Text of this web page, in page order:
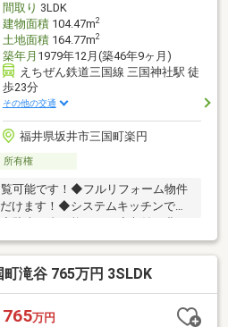
間取り 3LDK
建物面積104.47m2
土地面積164.77m2
築年月 1979年12月(築46年9ヶ月)
えちぜん鉄道三国線 三国神社駅 徒
歩23分
その他の交通
福井県坂井市三国町楽円
所有権
可能です！◆フルリフォーム物件
けます！◆システムキッチンで気
駐車２台可能です。◆収納も豊
く、利便性〇です。◆是非一度ご
滝谷 765万円 3SLDK
765万円